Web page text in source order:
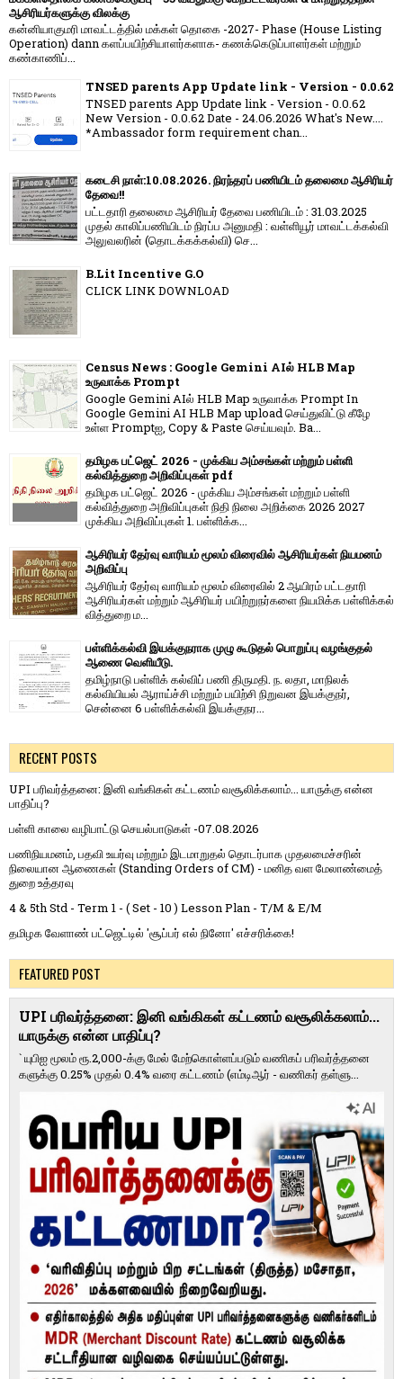
ஆசிரியர்களுக்கு விலக்கு
கன்னியாகுமரி மாவட்டத்தில் மக்கள் தொகை -2027- Phase (House Listing
Operation) dann களப்பயிற்சியாளர்களாக- கணக்கெடுப்பாளர்கள் மற்றும்
கண்காணிப்...
TNSED parents App Update link - Version - 0.0.62
TNSED parents App Update link - Version - 0.0.62
New Version - 0.0.62 Date - 24.06.2026 What's New....
*Ambassador form requirement chan...
கடைசி நாள்:10.08.2026. நிரந்தரப் பணியிடம் தலைமை ஆசிரியர்
தேவை!!
பட்டதாரி தலைமை ஆசிரியர் தேவை பணியிடம் : 31.03.2025
முதல் காலிப்பணியிடம் நிரப்ப அனுமதி : வள்ளியூர் மாவட்டக்கல்வி
அலுவலரின் (தொடக்கக்கல்வி) செ...
B.Lit Incentive G.O
CLICK LINK DOWNLOAD
Census News : Google Gemini AIல் HLB Map
உருவாக்க Prompt
Google Gemini AIல் HLB Map உருவாக்க Prompt In
Google Gemini AI HLB Map upload செய்துவிட்டு கீழே
உள்ள Promptஐ, Copy & Paste செய்யவும். Ba...
தமிழக பட்ஜெட் 2026 - முக்கிய அம்சங்கள் மற்றும் பள்ளி
கல்வித்துறை அறிவிப்புகள் pdf
தமிழக பட்ஜெட் 2026 - முக்கிய அம்சங்கள் மற்றும் பள்ளி
கல்வித்துறை அறிவிப்புகள் நிதி நிலை அறிக்கை 2026 2027
முக்கிய அறிவிப்புகள் 1. பள்ளிக்க...
ஆசிரியர் தேர்வு வாரியம் மூலம் விரைவில் ஆசிரியர்கள் நியமனம்
அறிவிப்பு
ஆசிரியர் தேர்வு வாரி​யம் மூலம் விரை​வில் 2 ஆயிரம் பட்​ட​தாரி
ஆசிரியர்​கள் மற்​றும் ஆசிரியர் பயிற்றுநர்​களை நியமிக்க பள்​ளிக்​கல்​
வித்​துறை ம...
பள்ளிக்கல்வி இயக்குநராக முழு கூடுதல் பொறுப்பு வழங்குதல்
ஆணை வெளியீடு.
தமிழ்நாடு பள்ளிக் கல்விப் பணி திருமதி. ந. லதா, மாநிலக்
கல்வியியல் ஆராய்ச்சி மற்றும் பயிற்சி நிறுவன இயக்குநர்,
சென்னை 6 பள்ளிக்கல்வி இயக்குநர...
RECENT POSTS
UPI பரிவர்த்தனை: இனி வங்கிகள் கட்டணம் வசூலிக்கலாம்... யாருக்கு என்ன
பாதிப்பு?
பள்ளி காலை வழிபாட்டு செயல்பாடுகள் -07.08.2026
பணிநியமனம், பதவி உயர்வு மற்றும் இடமாறுதல் தொடர்பாக முதலமைச்சரின்
நிலையான ஆணைகள் (Standing Orders of CM) - மனித வள மேலாண்மைத்
துறை உத்தரவு
4 & 5th Std - Term 1 - ( Set - 10 ) Lesson Plan - T/M & E/M
தமிழக வேளாண் பட்ஜெட்டில் 'சூப்பர் எல் நினோ' எச்சரிக்கை!
FEATURED POST
UPI பரிவர்த்தனை: இனி வங்கிகள் கட்டணம் வசூலிக்கலாம்...
யாருக்கு என்ன பாதிப்பு?
` யுபிஐ மூலம் ரூ.2,000-க்கு மேல் மேற்​கொள்​ளப்​படும் வணி​கப் பரிவர்த்​தனை​
களுக்கு 0.25% முதல் 0.4% வரை கட்​ட​ணம் (எம்​டிஆர் - வணி​கர் தள்​ளு...